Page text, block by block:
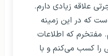
علاقه زیادی دارم.
که در این زمینه
مفتخرم که اطلاعات
را کسب می‌کنم و با